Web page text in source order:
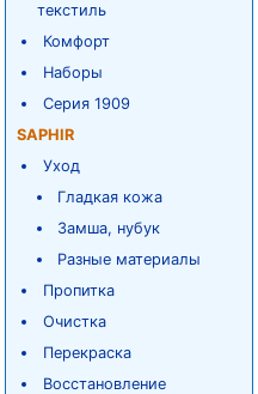
текстиль
Комфорт
Наборы
Серия 1909
SAPHIR
Уход
Гладкая кожа
Замша, нубук
Разные материалы
Пропитка
Очистка
Перекраска
Восстановление